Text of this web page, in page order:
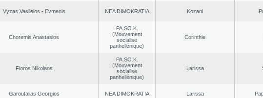
Vyzas Vasileios - Evmenis NEA DΙMOKRATIA Kozani
Choremis Anastasios
PA.SO.K.
(Mouvement
socialise
panhellénique)
Corinthie
Floros Nikolaos
PA.SO.K.
(Mouvement
socialise
panhellénique)
Larissa
Garoufalias Georgios NEA DΙMOKRATIA Larissa